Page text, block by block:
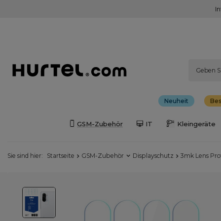
Neuheit
GSM-Zubehör IT Kleingeräte
Sie sind hier: Startseite GSM-Zubehör Displayschutz 3mk Lens